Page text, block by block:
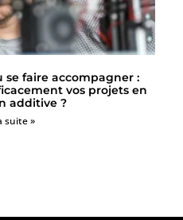
se faire accompagner :
vos projets en
additive ?
suite »